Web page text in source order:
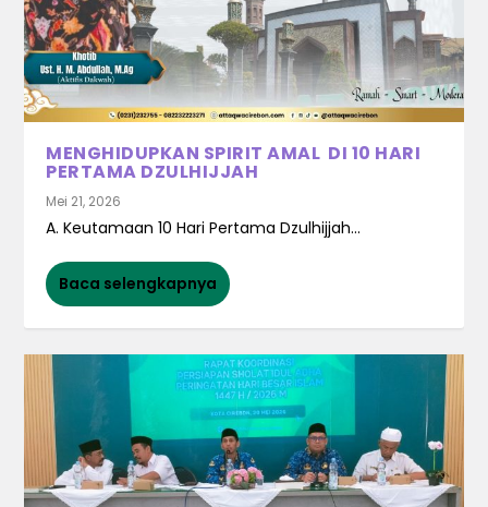
MENGHIDUPKAN SPIRIT AMAL DI 10 HARI
PERTAMA DZULHIJJAH
Mei 21, 2026
A. Keutamaan 10 Hari Pertama Dzulhijjah...
Baca selengkapnya